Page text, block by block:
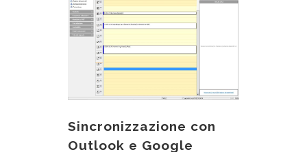
Sincronizzazione con
Outlook e Google